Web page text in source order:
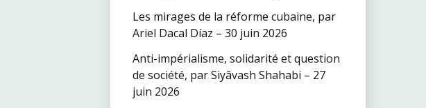
Les mirages de la réforme cubaine, par
Ariel Dacal Díaz – 30 juin 2026
Anti-impérialisme, solidarité et question
de société, par Siyâvash Shahabi – 27
juin 2026